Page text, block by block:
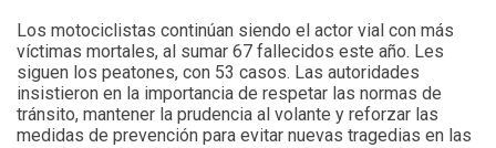
Los motociclistas continúan siendo el actor vial con más
víctimas mortales, al sumar 67 fallecidos este año. Les
siguen los peatones, con 53 casos. Las autoridades
insistieron en la importancia de respetar las normas de
tránsito, mantener la prudencia al volante y reforzar las
medidas de prevención para evitar nuevas tragedias en las